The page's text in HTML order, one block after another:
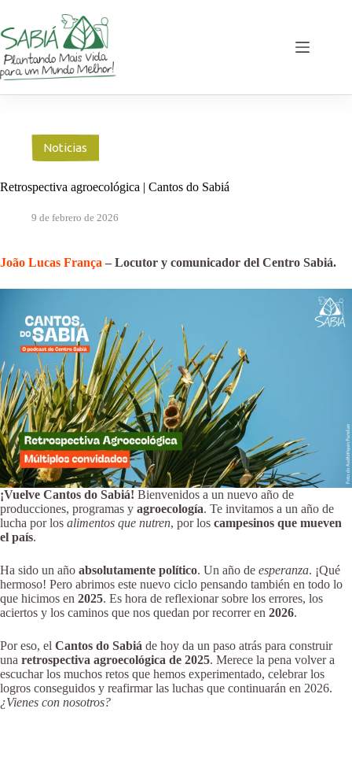
contenido
Noticias
Retrospectiva agroecológica | Cantos do Sabiá
9 de febrero de 2026
João Lucas França – Locutor y comunicador del Centro Sabiá.
¡Vuelve Cantos do Sabiá! Bienvenidos a un nuevo año de
producciones, programas y agroecología. Te invitamos a un año de
lucha por los alimentos que nutren, por los campesinos que mueven
el país.
Ha sido un año absolutamente político. Un año de esperanza. ¡Qué
hermoso! Pero abrimos este nuevo ciclo pensando también en todo lo
que hicimos en 2025. Es hora de reflexionar sobre los errores, los
aciertos y los caminos que nos quedan por recorrer en 2026.
Por eso, el Cantos do Sabiá de hoy da un paso atrás para construir
una retrospectiva agroecológica de 2025. Merece la pena volver a
escuchar los muchos retos que hemos experimentado, celebrar los
logros conseguidos y reafirmar las luchas que continuarán en 2026.
¿Vienes con nosotros?